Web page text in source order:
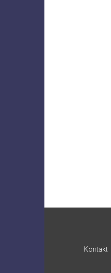
Kontakt